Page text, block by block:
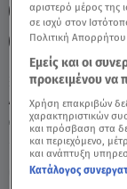
Δευτέρα 10
15.05.26, 11:56 ΖΩΔΙΑ
ΑΣΤΡΟΛΟΓΙΚΕΣ
BREAKFAST@STAR
αριστερό μέρος της
σε ισχύ στον
Πολιτική
Εμείς και οι
προκειμένου να
Χρήση επακριβών
χαρακτηριστικών
και πρόσβαση στα
και περιεχόμενο,
και ανάπτυξη
Κατάλογος